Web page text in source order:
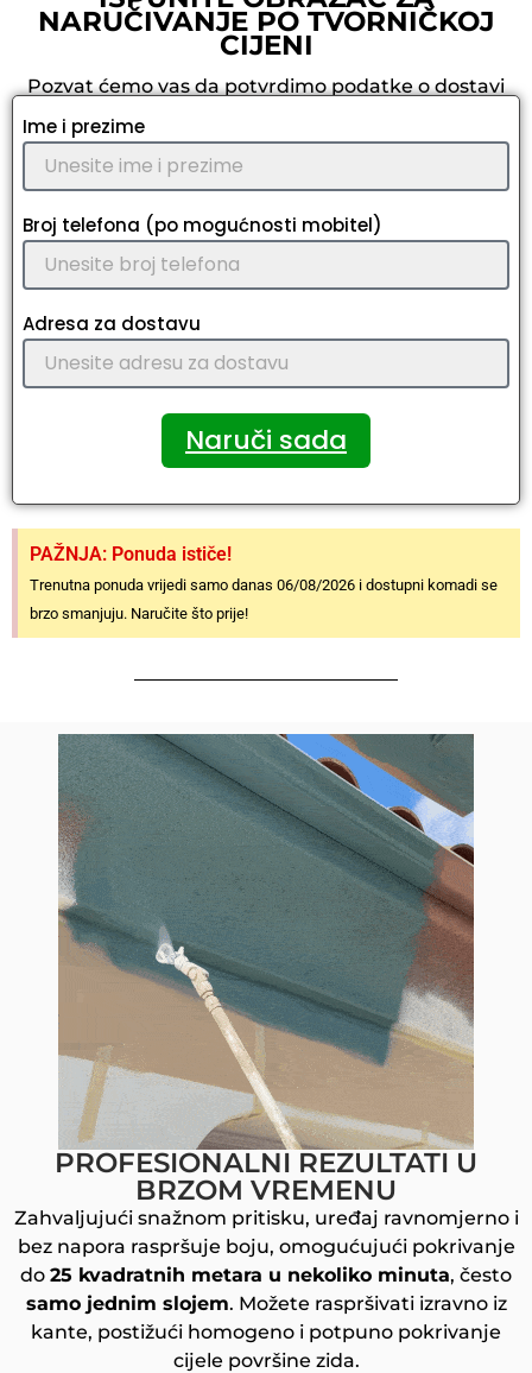
NARUČIVANJE PO TVORNIČKOJ
CIJENI
Pozvat ćemo vas da potvrdimo podatke o dostavi
Ime i prezime
Broj telefona (po mogućnosti mobitel)
Adresa za dostavu
Naruči sada
PAŽNJA: Ponuda ističe!
Trenutna ponuda vrijedi samo danas 06/08/2026 i dostupni komadi se
brzo smanjuju. Naručite što prije!
PROFESIONALNI REZULTATI U
BRZOM VREMENU
Zahvaljujući snažnom pritisku, uređaj ravnomjerno i
bez napora raspršuje boju, omogućujući pokrivanje
do 25 kvadratnih metara u nekoliko minuta, često
samo jednim slojem. Možete raspršivati izravno iz
kante, postižući homogeno i potpuno pokrivanje
cijele površine zida.